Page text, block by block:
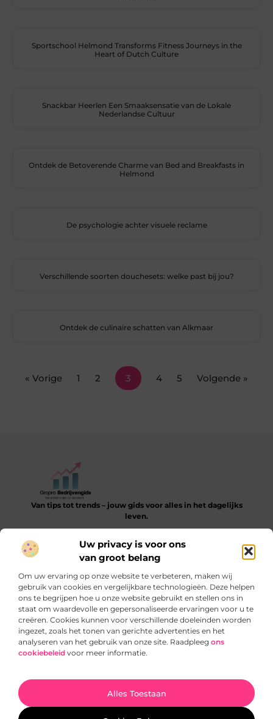
Uw privacy is voor ons
van groot belang
Om uw ervaring op onze website te verbeteren, maken wij
gebruik van cookies en vergelijkbare technologieën. Deze helpen
ons te begrijpen hoe u onze website gebruikt en stellen ons in
staat om waardevolle en gepersonaliseerde ervaringen voor u te
creëren. Cookies kunnen voor verschillende doeleinden worden
ingezet, zoals het tonen van gerichte advertenties en het
analyseren van het gebruik van onze site. Raadpleeg ons
cookiebeleid voor meer informatie.
Alles Toestaan Ga Naar
Sportschool Helmond Transforms Fitness Journeys in the
Heart of Dutch Culture
Snackbar Heerlen Een Smaaksensatie van de Lokale
Nederlandse Cultuur
Ontdek de Betoverende Charme van Bed and Breakfasts in
Helmond
De psychologie achter visuele reclame
Verschillende soorten douchesets: welke past bij jou?
Ontdek de culinaire schatten van Alkmaar
« Vorige 1 2 3 4 5 Volgende »
Van tips tot trends – jouw gids voor alles in het dagelijks
leven.
helpen bij het ontdekken, leren en verbeteren van je dagelijkse
routine.
Bericht categorie
Onze informatie